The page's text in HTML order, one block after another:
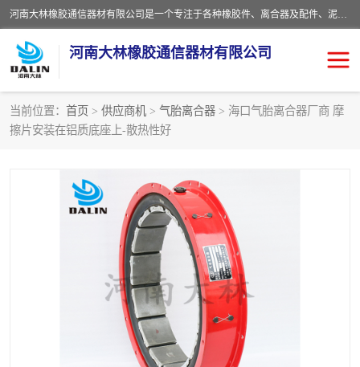
河南大林橡胶通信器材有限公司是一个专注于各种橡胶件、离合器及配件、泥浆泵及配件等产品设计制造和加工的企业。产品应用于矿山、冶金、石油、钢铁、化工、水泥、船舶、造纸、通用机械等各种大功率机械传动或制动装置。
河南大林橡胶通信器材有限公司
当前位置： 首页 > 供应商机 > 气胎离合器 > 海口气胎离合器厂商 摩
擦片安装在铝质底座上-散热性好
推盘离合器
VC离合器 矿山离合器
PO隔膜离合器 气胎离合器
泥浆泵空气包胶囊 气动元件
DY隔膜式离合器 CB离合器
实芯轮胎